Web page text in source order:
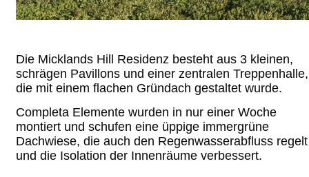
Die Micklands Hill Residenz besteht aus 3 kleinen,
schrägen Pavillons und einer zentralen Treppenhalle,
die mit einem flachen Gründach gestaltet wurde.
Completa Elemente wurden in nur einer Woche
montiert und schufen eine üppige immergrüne
Dachwiese, die auch den Regenwasserabfluss regelt
und die Isolation der Innenräume verbessert.